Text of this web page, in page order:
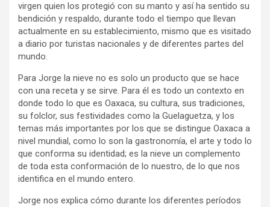
virgen quien los protegió con su manto y así ha sentido su
bendición y respaldo, durante todo el tiempo que llevan
actualmente en su establecimiento, mismo que es visitado
a diario por turistas nacionales y de diferentes partes del
mundo.
Para Jorge la nieve no es solo un producto que se hace
con una receta y se sirve. Para él es todo un contexto en
donde todo lo que es Oaxaca, su cultura, sus tradiciones,
su folclor, sus festividades como la Guelaguetza, y los
temas más importantes por los que se distingue Oaxaca a
nivel mundial, como lo son la gastronomía, el arte y todo lo
que conforma su identidad; es la nieve un complemento
de toda esta conformación de lo nuestro, de lo que nos
identifica en el mundo entero.
Jorge nos explica cómo durante los diferentes períodos